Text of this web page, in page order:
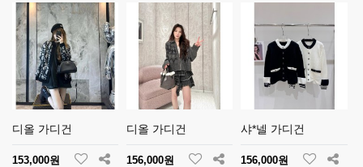
디올 가디건
153,000원
디올 가디건
156,000원
샤*넬 가디건
156,000원